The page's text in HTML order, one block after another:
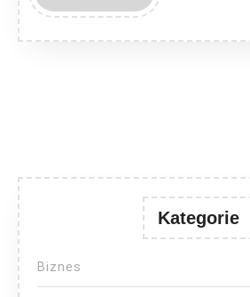
MORE
Kategorie
Biznes